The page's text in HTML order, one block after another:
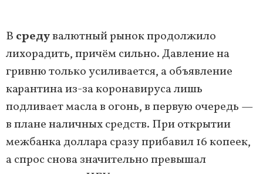
В средувалютный рынок продолжило
лихорадить, причём сильно. Давление на
гривню только усиливается, а объявление
карантина из-за коронавируса лишь
подливает масла в огонь, в первую очередь —
в плане наличных средств. При открытии
межбанка доллара сразу прибавил 16 копеек,
а спрос снова значительно превышал